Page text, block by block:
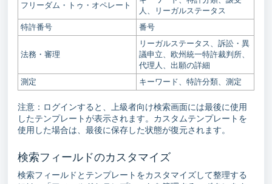
フリーダム・トゥ・オペレート
人、リーガルステータス
特許番号
番号
法務・審理
リーガルステータス、訴訟・異
議申立、欧州統一特許裁判所、
代理人、出願の詳細
測定
キーワード、特許分類、測定
注意：ログインすると、上級者向け検索画面には最後に使用
したテンプレートが表示されます。カスタムテンプレートを
使用した場合は、最後に保存した状態が復元されます。
検索フィールドのカスタマイズ
検索フィールドとテンプレートをカスタマイズして整理する